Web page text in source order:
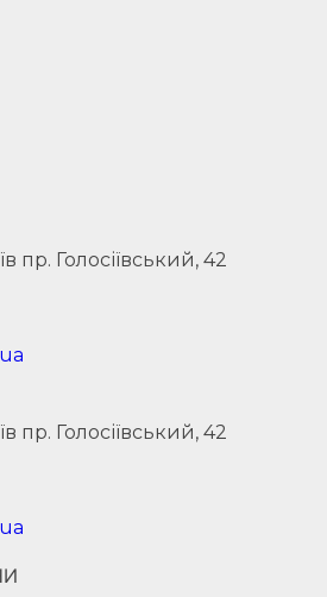
пр. Голосіївський, 42
пр. Голосіївський, 42